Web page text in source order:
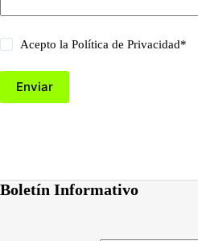
Acepto laPolítica de Privacidad*
Enviar
Boletín Informativo